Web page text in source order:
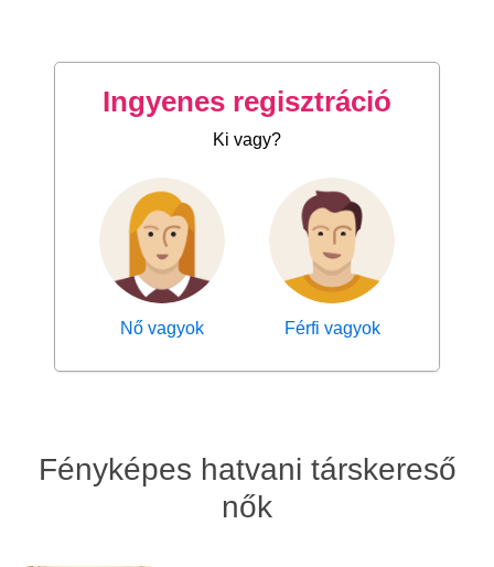
Ingyenes regisztráció
Ki vagy?
Nő vagyok Férfi vagyok
Fényképes hatvani társkereső
nők